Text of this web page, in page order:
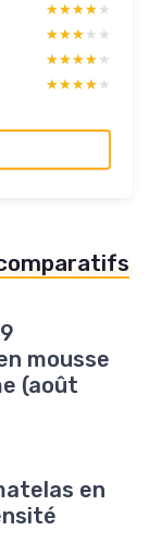
★★★★★
★★★★★
★★★★★
★★★★★
★★★★★
★★★★★
★★★★★
★★★★★
mousse
(août
en